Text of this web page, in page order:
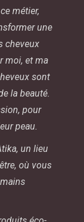
métier,
une
cheveux
moi, et ma
sont
la beauté.
pour
peau.
un lieu
où vous